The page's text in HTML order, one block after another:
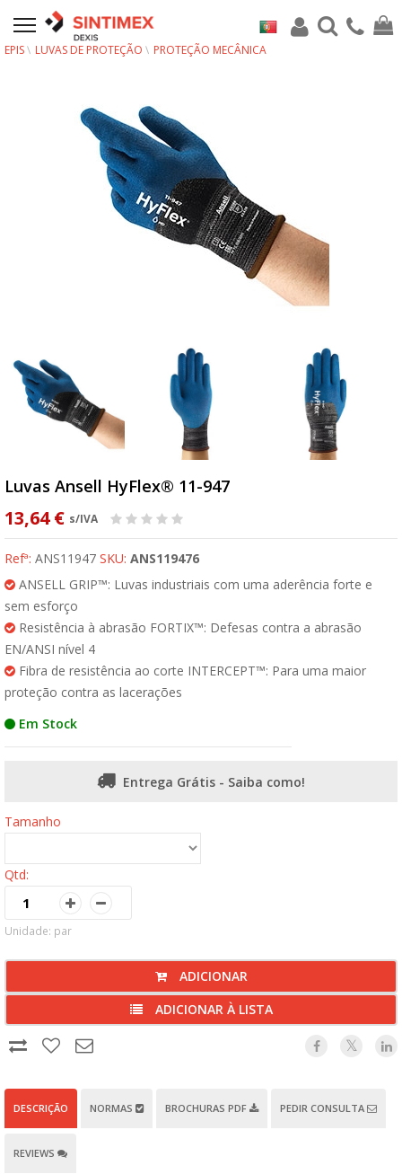
EPIS LUVAS DE PROTEÇÃO PROTEÇÃO MECÂNICA
Luvas Ansell HyFlex® 11-947
13,64 € s/IVA
Refª: ANS11947 SKU: ANS119476
ANSELL GRIP™: Luvas industriais com uma aderência forte e
sem esforço
Resistência à abrasão FORTIX™: Defesas contra a abrasão
EN/ANSI nível 4
Fibra de resistência ao corte INTERCEPT™: Para uma maior
proteção contra as lacerações
Em Stock
Entrega Grátis - Saiba como!
Tamanho
Qtd:
Unidade: par
ADICIONAR
ADICIONAR À LISTA
DESCRIÇÃO NORMAS BROCHURAS PDF PEDIR CONSULTA
REVIEWS